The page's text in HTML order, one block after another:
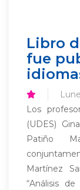
Libro
fue
Los
(UDES)
Patiño
Martínez
“Análisis